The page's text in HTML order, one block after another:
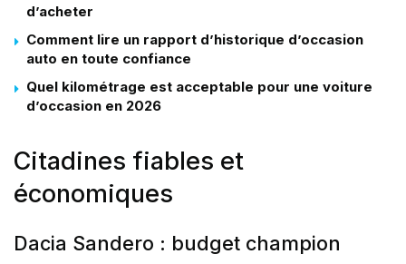
d’acheter
Comment lire un rapport d’historique d’occasion
auto en toute confiance
Quel kilométrage est acceptable pour une voiture
d’occasion en 2026
Citadines fiables et
économiques
Dacia Sandero : budget champion